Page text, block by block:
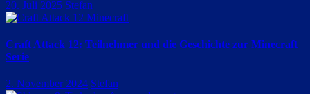
20. Juli 2025 Stefan
Craft Attack 12: Teilnehmer und die Geschichte zur Minecraft
Serie
2. November 2024 Stefan